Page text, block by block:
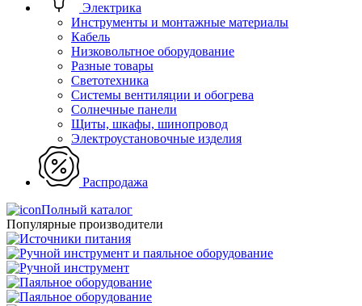
Электрика
Инструменты и монтажные материалы
Кабель
Низковольтное оборудование
Разные товары
Светотехника
Системы вентиляции и обогрева
Солнечные панели
Щиты, шкафы, шинопровод
Электроустановочные изделия
Распродажа
Полный каталог
Популярные производители